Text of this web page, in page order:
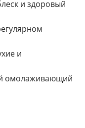
и здоровый
и
омолаживающий